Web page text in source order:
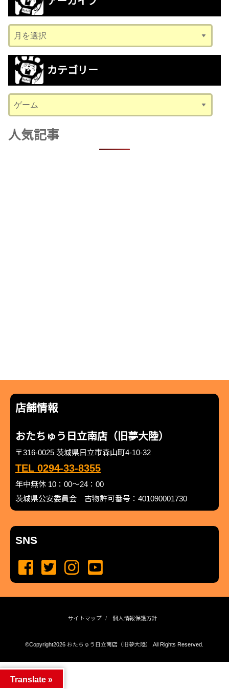
ー
カ
ブ
カテゴリー
テ
ゴ
リ
人気記事
店舗情報
おたちゅう日立南店（旧夢大陸）
〒316-0025 茨城県日立市森山町4-10-32
TEL 0294-33-8355
年中無休 10：00～24：00
茨城県公安委員会 古物許可番号：401090001730
SNS
サイトマップ 個人情報保護方針
©Copyright2026 おたちゅう日立南店（旧夢大陸） .All Rights Reserved.
Translate »